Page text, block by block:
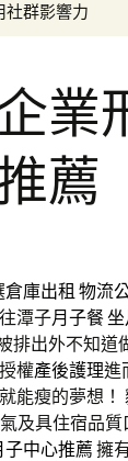
社群影響力
業
薦
倉庫出租 物流
往潭子月子餐
排出外不知道
授權產後護理進
能瘦的夢想！
及具住宿品
子中心推薦 擁